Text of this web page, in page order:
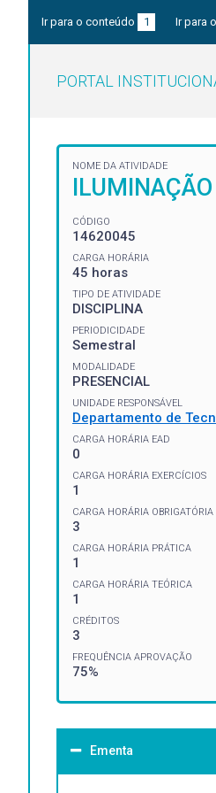
Ir para o conteúdo 1 Ir para
PORTAL
NOME DA ATIVIDADE
CÓDIGO
14620045
CARGA HORÁRIA
45 horas
TIPO DE ATIVIDADE
DISCIPLINA
PERIODICIDADE
Semestral
MODALIDADE
PRESENCIAL
UNIDADE RESPONSÁVEL
Departamento de
CARGA HORÁRIA EAD
0
CARGA HORÁRIA EXERCÍCIOS
1
CARGA HORÁRIA OBRIGATÓRIA
3
CARGA HORÁRIA PRÁTICA
1
CARGA HORÁRIA TEÓRICA
1
CRÉDITOS
3
FREQUÊNCIA APROVAÇÃO
75%
Ementa